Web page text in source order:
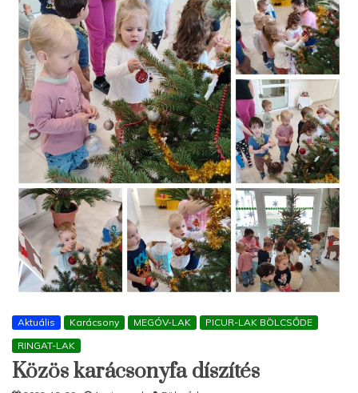
Aktuális Karácsony MEGÓV-LAK
PICUR-LAK BÖLCSŐDE
RINGAT-LAK
Közös karácsonyfa díszítés